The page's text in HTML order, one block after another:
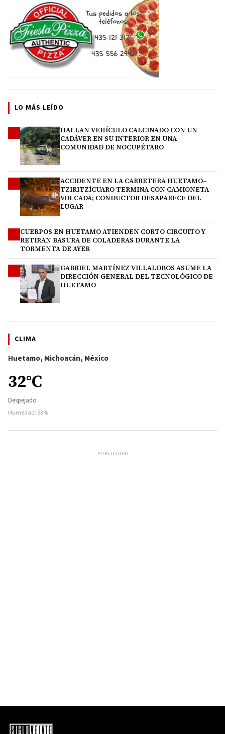
LO MÁS LEÍDO
HALLAN VEHÍCULO CALCINADO CON UN
CADÁVER EN SU INTERIOR EN UNA
COMUNIDAD DE NOCUPÉTARO
ACCIDENTE EN LA CARRETERA HUETAMO–
TZIRITZÍCUARO TERMINA CON CAMIONETA
VOLCADA; CONDUCTOR DESAPARECE DEL
LUGAR
CUERPOS EN HUETAMO ATIENDEN CORTO CIRCUITO Y
RETIRAN BASURA DE COLADERAS DURANTE LA
TORMENTA DE AYER
GABRIEL MARTÍNEZ VILLALOBOS ASUME LA
DIRECCIÓN GENERAL DEL TECNOLÓGICO DE
HUETAMO
CLIMA
Huetamo, Michoacán, México
32°C
Despejado
Humedad: 53%
PUBLICIDAD